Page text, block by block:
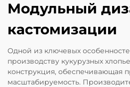
Модульный
кастомизации
Одной из ключевых
производству кукурузных
конструкция, обеспечивающая
масштабируемость.